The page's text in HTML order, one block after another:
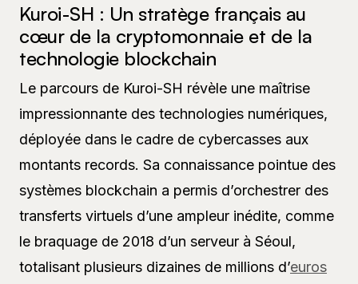
Kuroi-SH : Un stratège français au
cœur de la cryptomonnaie et de la
technologie blockchain
Le parcours de Kuroi-SH révèle une maîtrise
impressionnante des technologies numériques,
déployée dans le cadre de cybercasses aux
montants records. Sa connaissance pointue des
systèmes blockchain a permis d’orchestrer des
transferts virtuels d’une ampleur inédite, comme
le braquage de 2018 d’un serveur à Séoul,
totalisant plusieurs dizaines de millions d’euros